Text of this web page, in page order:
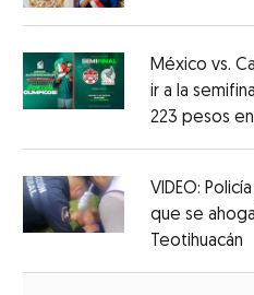
Opens in new window
Opens in new window
México vs.
ir a la
223 pesos
Opens in new window
VIDEO:
que se
Teotihuacán